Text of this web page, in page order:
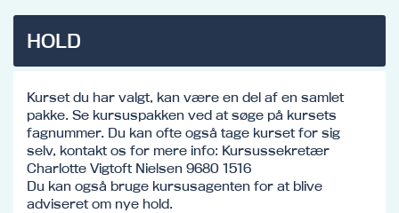
HOLD
Kurset du har valgt, kan være en del af en samlet
pakke. Se kursuspakken ved at søge på kursets
fagnummer. Du kan ofte også tage kurset for sig
selv, kontakt os for mere info: Kursussekretær
Charlotte Vigtoft Nielsen 9680 1516
Du kan også bruge kursusagenten for at blive
adviseret om nye hold.